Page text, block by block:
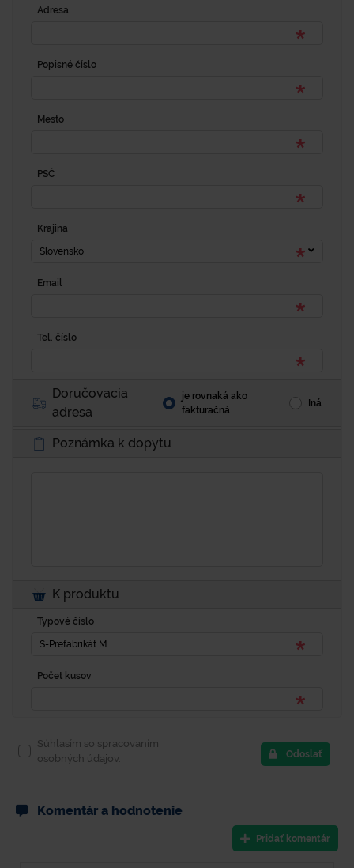
Adresa
Popisné číslo
Mesto
PSČ
Krajina
Slovensko
Email
Tel. číslo
Doručovacia
adresa
je rovnaká ako
fakturačná
Iná
Poznámka k dopytu
K produktu
Typové číslo
Počet kusov
Súhlasím so spracovaním
osobných údajov.
Odoslať
Komentár a hodnotenie
Pridať komentár